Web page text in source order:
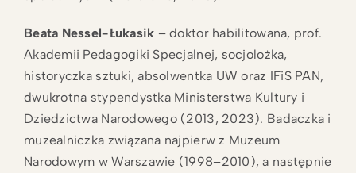
Beata Nessel-Łukasik – doktor habilitowana, prof.
Akademii Pedagogiki Specjalnej, socjolożka,
historyczka sztuki, absolwentka UW oraz IFiS PAN,
dwukrotna stypendystka Ministerstwa Kultury i
Dziedzictwa Narodowego (2013, 2023). Badaczka i
muzealniczka związana najpierw z Muzeum
Narodowym w Warszawie (1998–2010), a następnie